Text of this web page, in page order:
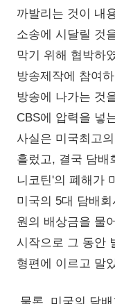
까발리는 것이 내
소송에 시달릴 것
막기 위해 협박하
방송제작에 참여
방송에 나가는 것
CBS에 압력을 넣
사실은 미국최고
흘렀고, 결국 담배
니코틴'의 폐해가
미국의 5대 담배
원의 배상금을 물
시작으로 그 동안
형편에 이르고 말
물론, 미국의 담